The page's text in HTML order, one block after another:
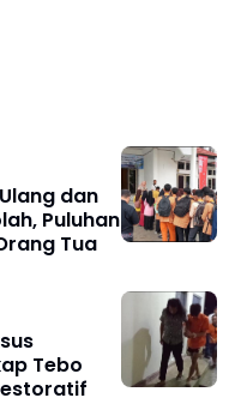
dan
Puluhan
Tua
Tebo